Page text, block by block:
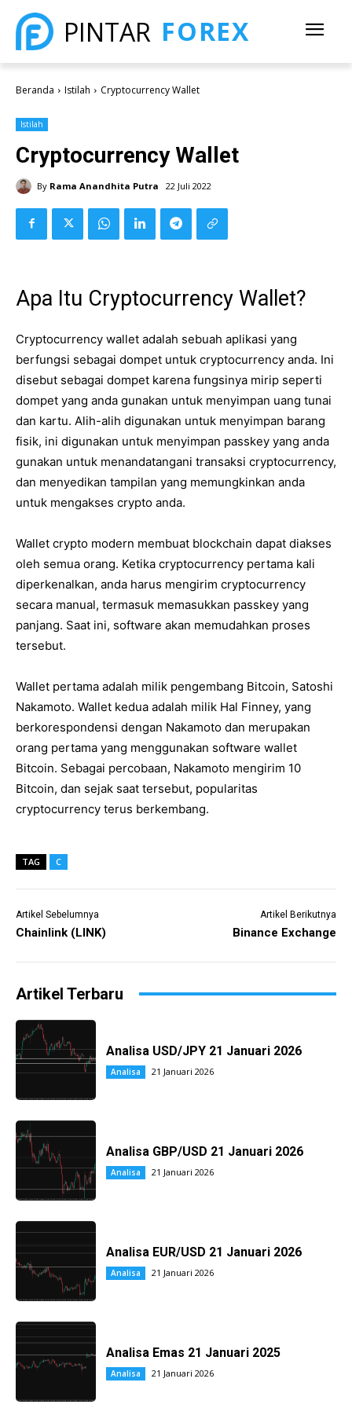
PINTAR FOREX
Beranda Istilah Cryptocurrency Wallet
Istilah
Cryptocurrency Wallet
By Rama Anandhita Putra 22 Juli 2022
Apa Itu Cryptocurrency Wallet?
Cryptocurrency wallet adalah sebuah aplikasi yang
berfungsi sebagai dompet untuk cryptocurrency anda. Ini
disebut sebagai dompet karena fungsinya mirip seperti
dompet yang anda gunakan untuk menyimpan uang tunai
dan kartu. Alih-alih digunakan untuk menyimpan barang
fisik, ini digunakan untuk menyimpan passkey yang anda
gunakan untuk menandatangani transaksi cryptocurrency,
dan menyedikan tampilan yang memungkinkan anda
untuk mengakses crypto anda.
Wallet crypto modern membuat blockchain dapat diakses
oleh semua orang. Ketika cryptocurrency pertama kali
diperkenalkan, anda harus mengirim cryptocurrency
secara manual, termasuk memasukkan passkey yang
panjang. Saat ini, software akan memudahkan proses
tersebut.
Wallet pertama adalah milik pengembang Bitcoin, Satoshi
Nakamoto. Wallet kedua adalah milik Hal Finney, yang
berkorespondensi dengan Nakamoto dan merupakan
orang pertama yang menggunakan software wallet
Bitcoin. Sebagai percobaan, Nakamoto mengirim 10
Bitcoin, dan sejak saat tersebut, popularitas
cryptocurrency terus berkembang.
TAG C
Artikel Sebelumnya
Chainlink (LINK)
Artikel Berikutnya
Binance Exchange
Artikel Terbaru
Analisa USD/JPY 21 Januari 2026
Analisa 21 Januari 2026
Analisa GBP/USD 21 Januari 2026
Analisa 21 Januari 2026
Analisa EUR/USD 21 Januari 2026
Analisa 21 Januari 2026
Analisa Emas 21 Januari 2025
Analisa 21 Januari 2026